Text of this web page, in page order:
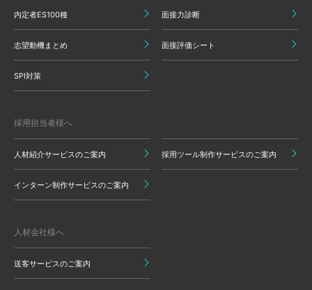
内定者ES100種 面接力診断
志望動機まとめ 面接評価シート
SPI対策
採用担当者様へ
人材紹介サービスのご案内 採用ツール制作サービスのご案内
インターン制作サービスのご案内
人材会社様へ
送客サービスのご案内